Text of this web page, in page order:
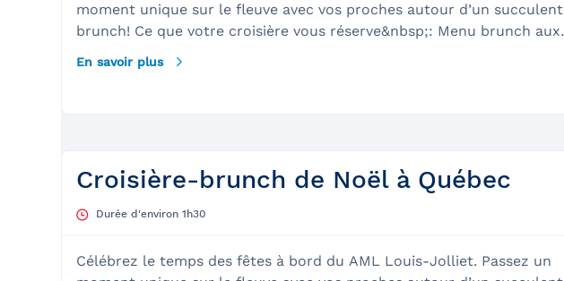
moment unique sur le fleuve avec vos proches autour d’un succulent
brunch! Ce que votre croisière vous réserve&nbsp;: Menu brunch aux
choix variés préparé à bord Moment privilégié sur le fleuve en famille
ou entre amis Animation musicale et décor thématique des fêtes
En savoir plus
Croisière-brunch de Noël à Québec
Durée d'environ 1h30
Célébrez le temps des fêtes à bord du AML Louis-Jolliet. Passez un